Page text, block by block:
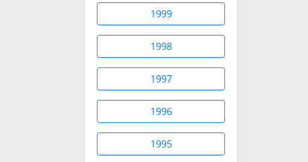
1999
1998
1997
1996
1995